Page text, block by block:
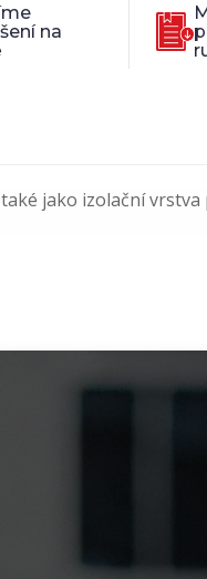
na
jako izolační vrstva